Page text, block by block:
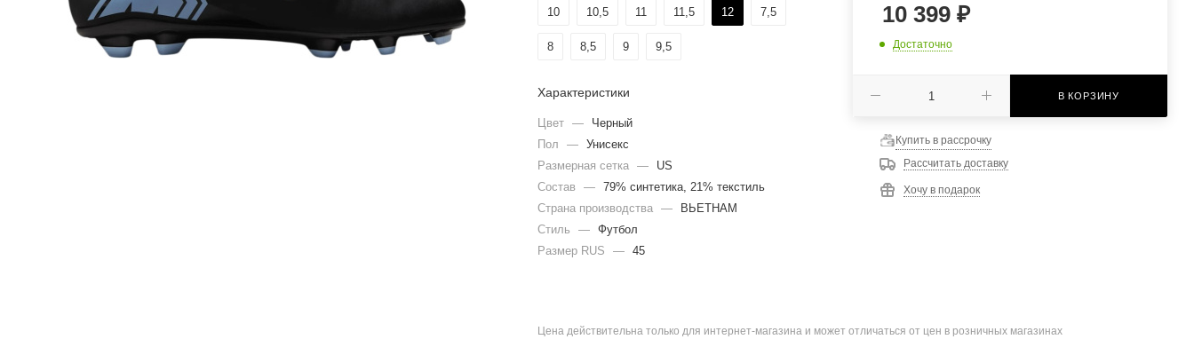
10
10,5 11 11,5 12 7,5
8 8,5 9 9,5
Характеристики
Цвет —
Черный
Пол
—
Унисекс
Размерная сетка
—
US
Состав
—
79% синтетика, 21% текстиль
Страна производства
—
ВЬЕТНАМ
Стиль
—
Футбол
Размер RUS
— 45
10 399₽
Достаточно
В КОРЗИНУ
Купить в рассрочку
Рассчитать доставку
Хочу в подарок
Цена действительна только для интернет-магазина и может отличаться от цен в розничных магазинах